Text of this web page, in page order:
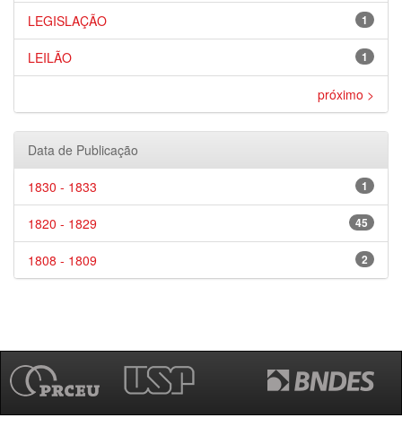
1
LEGISLAÇÃO
1
LEILÃO
próximo >
Data de Publicação
1
1830 - 1833
45
1820 - 1829
2
1808 - 1809